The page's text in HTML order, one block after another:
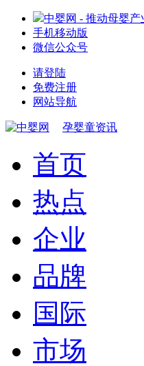
中婴网 - 推动母婴产
手机移动版
微信公众号
请登陆
免费注册
网站导航
孕婴童资讯
首页
热点
企业
品牌
国际
市场